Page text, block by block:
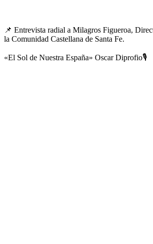
📌 Entrevista radial a Milagros Figueroa,
la Comunidad Castellana de Santa Fe.
«El Sol de Nuestra España» Oscar Diprofio🎙